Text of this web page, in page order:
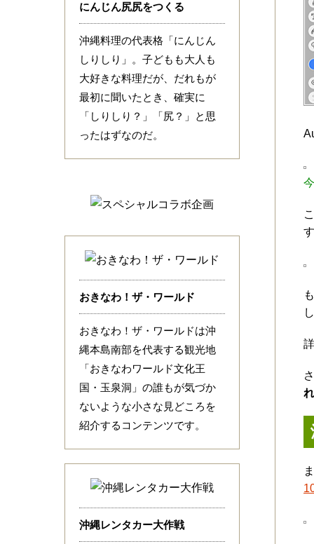
にんじん尻尻をつくる
沖縄料理の代表格「にんじん
しりしり」。子どもも大人も
大好きな料理だが、だれもが
最初に聞いたとき、確実に
「しりしり？」「尻？」と思
ったはずなのだ。
おきなわ！ザ・ワールド
おきなわ！ザ・ワールドは沖
縄本島南部を代表する観光地
「おきなわワールド文化王
国・玉泉洞」の誰もが気づか
ないような小さな見どころを
紹介するコンテンツです。
沖縄レンタカー大作戦